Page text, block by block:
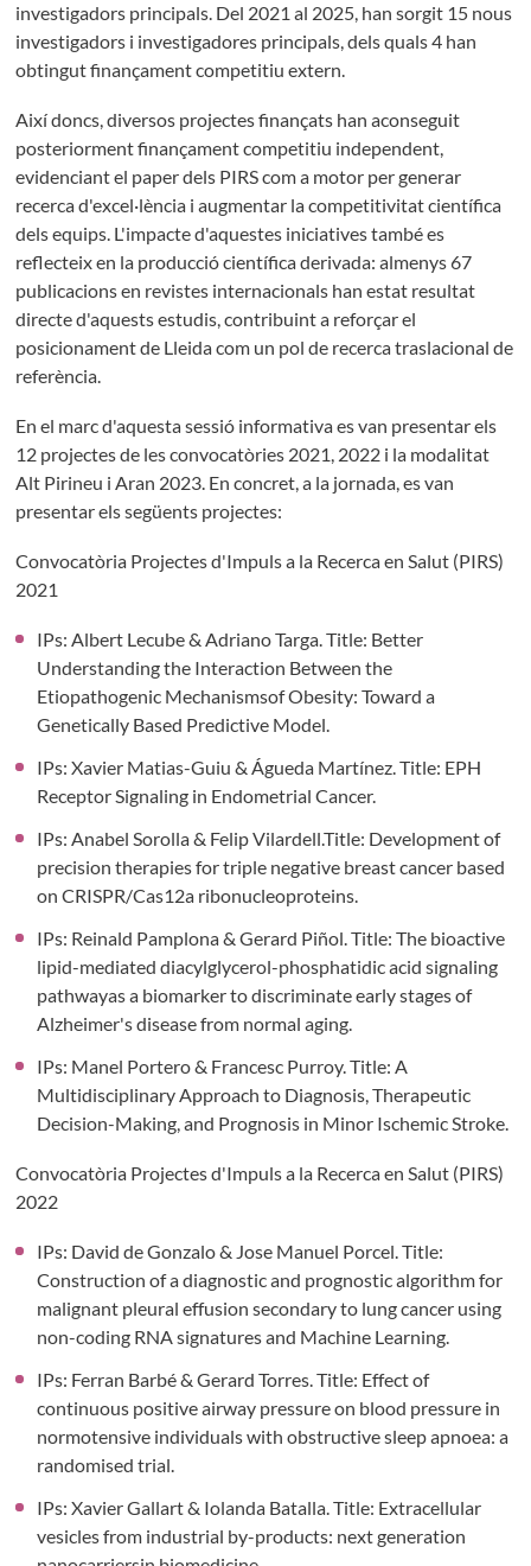
investigadors principals. Del 2021 al 2025, han sorgit 15 nous
investigadors i investigadores principals, dels quals 4 han
obtingut finançament competitiu extern.
Així doncs, diversos projectes finançats han aconseguit
posteriorment finançament competitiu independent,
evidenciant el paper dels PIRS com a motor per generar
recerca d'excel·lència i augmentar la competitivitat científica
dels equips. L'impacte d'aquestes iniciatives també es
reflecteix en la producció científica derivada: almenys 67
publicacions en revistes internacionals han estat resultat
directe d'aquests estudis, contribuint a reforçar el
posicionament de Lleida com un pol de recerca traslacional de
referència.
En el marc d'aquesta sessió informativa es van presentar els
12 projectes de les convocatòries 2021, 2022 i la modalitat
Alt Pirineu i Aran 2023. En concret, a la jornada, es van
presentar els següents projectes:
Convocatòria Projectes d'Impuls a la Recerca en Salut (PIRS)
2021
IPs: Albert Lecube & Adriano Targa. Title: Better
Understanding the Interaction Between the
Etiopathogenic Mechanismsof Obesity: Toward a
Genetically Based Predictive Model.
IPs: Xavier Matias-Guiu & Águeda Martínez. Title: EPH
Receptor Signaling in Endometrial Cancer.
IPs: Anabel Sorolla & Felip Vilardell.Title: Development of
precision therapies for triple negative breast cancer based
on CRISPR/Cas12a ribonucleoproteins.
IPs: Reinald Pamplona & Gerard Piñol. Title: The bioactive
lipid-mediated diacylglycerol-phosphatidic acid signaling
pathwayas a biomarker to discriminate early stages of
Alzheimer's disease from normal aging.
IPs: Manel Portero & Francesc Purroy. Title: A
Multidisciplinary Approach to Diagnosis, Therapeutic
Decision-Making, and Prognosis in Minor Ischemic Stroke.
Convocatòria Projectes d'Impuls a la Recerca en Salut (PIRS)
2022
IPs: David de Gonzalo & Jose Manuel Porcel. Title:
Construction of a diagnostic and prognostic algorithm for
malignant pleural effusion secondary to lung cancer using
non-coding RNA signatures and Machine Learning.
IPs: Ferran Barbé & Gerard Torres. Title: Effect of
continuous positive airway pressure on blood pressure in
normotensive individuals with obstructive sleep apnoea: a
randomised trial.
IPs: Xavier Gallart & Iolanda Batalla. Title: Extracellular
vesicles from industrial by-products: next generation